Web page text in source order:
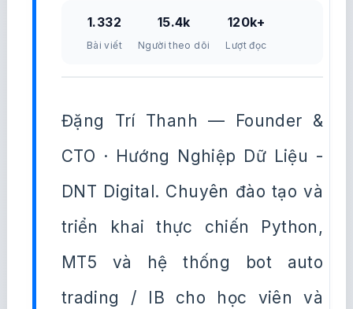
1.332
Bài viết
15.4k
Người theo dõi
120k+
Lượt đọc
Đặng Trí Thanh — Founder &
CTO · Hướng Nghiệp Dữ Liệu -
DNT Digital. Chuyên đào tạo và
triển khai thực chiến Python,
MT5 và hệ thống bot auto
trading / IB cho học viên và